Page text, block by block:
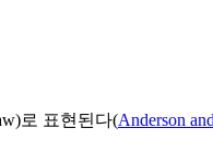
로 표현된다(Anderson